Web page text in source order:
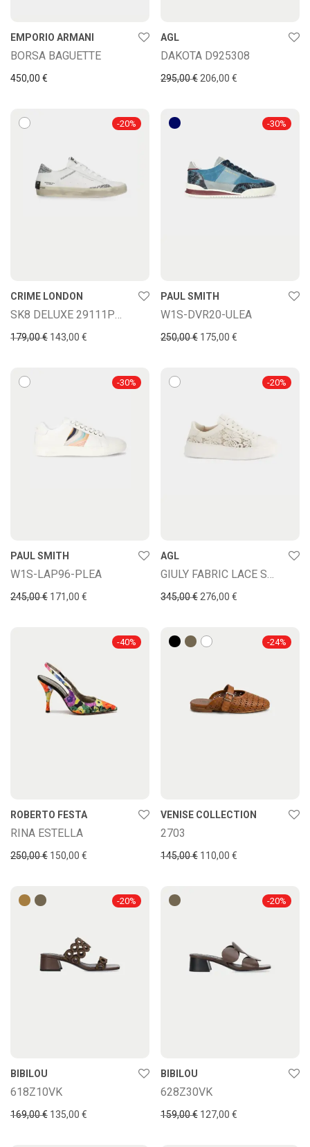
EMPORIO ARMANI
BORSA BAGUETTE
450,00 €
AGL
DAKOTA D925308
295,00€ 206,00 €
-20%
CRIME LONDON
SK8 DELUXE 29111PP8
179,00€ 143,00 €
-30%
PAUL SMITH
W1S-DVR20-ULEA
250,00€ 175,00 €
-30%
PAUL SMITH
W1S-LAP96-PLEA
245,00€ 171,00 €
-20%
AGL
345,00€ 276,00 €
-40%
ROBERTO FESTA
RINA ESTELLA
250,00€ 150,00 €
-24%
VENISE COLLECTION
2703
145,00€ 110,00 €
-20%
BIBILOU
618Z10VK
169,00€ 135,00 €
-20%
BIBILOU
628Z30VK
159,00€ 127,00 €